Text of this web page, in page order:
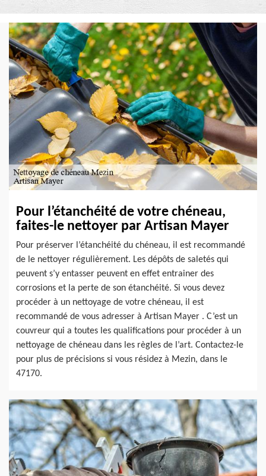
Pour l’étanchéité de votre chéneau,
faites-le nettoyer par Artisan Mayer
Pour préserver l’étanchéité du chéneau, il est recommandé
de le nettoyer régulièrement. Les dépôts de saletés qui
peuvent s’y entasser peuvent en effet entrainer des
corrosions et la perte de son étanchéité. Si vous devez
procéder à un nettoyage de votre chéneau, il est
recommandé de vous adresser à Artisan Mayer . C’est un
couvreur qui a toutes les qualifications pour procéder à un
nettoyage de chéneau dans les règles de l’art. Contactez-le
pour plus de précisions si vous résidez à Mezin, dans le
47170.